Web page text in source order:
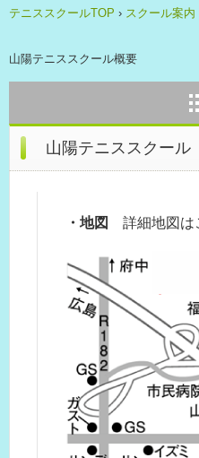
テニススクールTOP › スクール案内
山陽テニススクール概要
山陽テニススクー
・地図 詳細地図